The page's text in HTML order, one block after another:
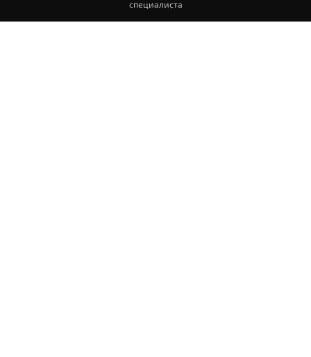
специалиста